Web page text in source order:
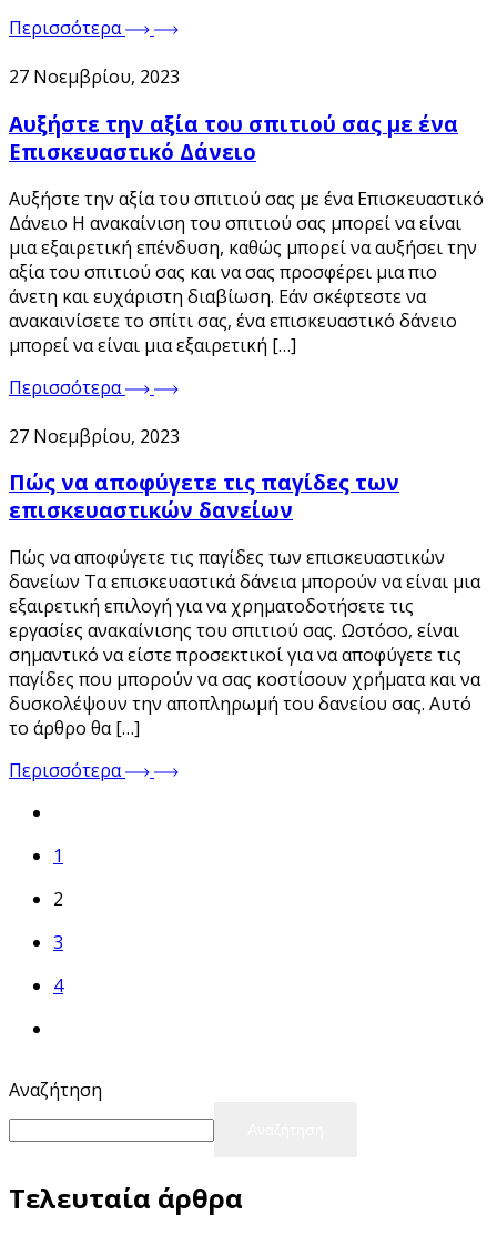
Περισσότερα
27 Νοεμβρίου, 2023
Αυξήστε την αξία του σπιτιού σας με ένα
Επισκευαστικό Δάνειο
Αυξήστε την αξία του σπιτιού σας με ένα Επισκευαστικό
Δάνειο Η ανακαίνιση του σπιτιού σας μπορεί να είναι
μια εξαιρετική επένδυση, καθώς μπορεί να αυξήσει την
αξία του σπιτιού σας και να σας προσφέρει μια πιο
άνετη και ευχάριστη διαβίωση. Εάν σκέφτεστε να
ανακαινίσετε το σπίτι σας, ένα επισκευαστικό δάνειο
μπορεί να είναι μια εξαιρετική […]
Περισσότερα
27 Νοεμβρίου, 2023
Πώς να αποφύγετε τις παγίδες των
επισκευαστικών δανείων
Πώς να αποφύγετε τις παγίδες των επισκευαστικών
δανείων Τα επισκευαστικά δάνεια μπορούν να είναι μια
εξαιρετική επιλογή για να χρηματοδοτήσετε τις
εργασίες ανακαίνισης του σπιτιού σας. Ωστόσο, είναι
σημαντικό να είστε προσεκτικοί για να αποφύγετε τις
παγίδες που μπορούν να σας κοστίσουν χρήματα και να
δυσκολέψουν την αποπληρωμή του δανείου σας. Αυτό
το άρθρο θα […]
Περισσότερα
1
2
3
4
Αναζήτηση
Τελευταία άρθρα